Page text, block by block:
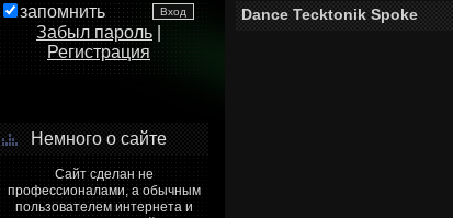
запомнить
Забыл пароль|
Регистрация
Немного о сайте
Сайт сделан не
профессионалами, а обычным
пользователем интернета и
Dance Tecktonik Spoke